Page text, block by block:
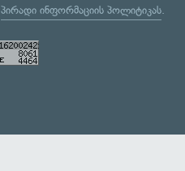
პირადი ინფორმაციის პოლიტიკას.